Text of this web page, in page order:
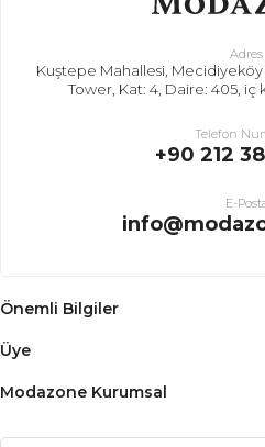
Adres
Kuştepe Mahallesi, Mecidiyeköy
Tower, Kat: 4, Daire: 405, iç
Telefon
+90 212
E-
Önemli Bilgiler
Üye
Modazone Kurumsal